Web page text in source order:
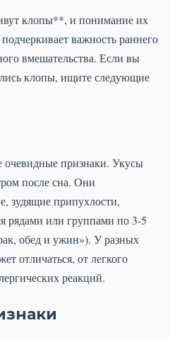
клопы**, и понимание их
важность раннего
вмешательства. Если вы
клопы, ищите следующие
признаки. Укусы
после сна. Они
зудящие припухлости,
рядами или группами по 3-5
обед и ужин»). У разных
отличаться, от легкого
реакций.